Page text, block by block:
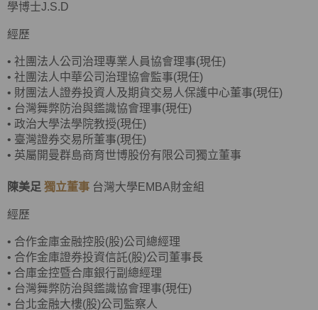
學博士J.S.D
經歷
• 社團法人公司治理專業人員協會理事(現任)
• 社團法人中華公司治理協會監事(現任)
• 財團法人證券投資人及期貨交易人保護中心董事(現任)
• 台灣舞弊防治與鑑識協會理事(現任)
• 政治大學法學院教授(現任)
• 臺灣證券交易所董事(現任)
• 英屬開曼群島商育世博股份有限公司獨立董事
陳美足 獨立董事 台灣大學EMBA財金組
經歷
• 合作金庫金融控股(股)公司總經理
• 合作金庫證券投資信託(股)公司董事長
• 合庫金控暨合庫銀行副總經理
• 台灣舞弊防治與鑑識協會理事(現任)
• 台北金融大樓(股)公司監察人